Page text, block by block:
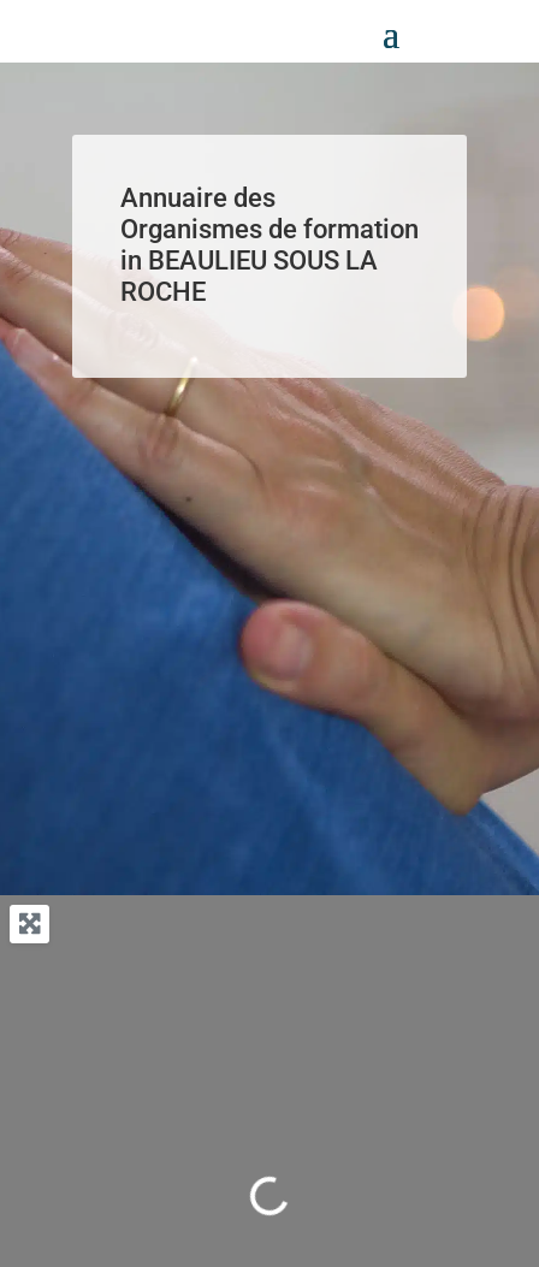
Annuaire des
Organismes de formation
in BEAULIEU SOUS LA
ROCHE
Loading...